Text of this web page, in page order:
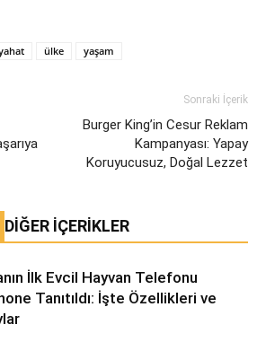
ülke yaşam
Sonraki İçerik
Burger King’in Cesur Reklam
Kampanyası: Yapay
Koruyucusuz, Doğal Lezzet
DIĞER İÇERIKLER
İlk Evcil Hayvan Telefonu
Tanıtıldı: İşte Özellikleri ve